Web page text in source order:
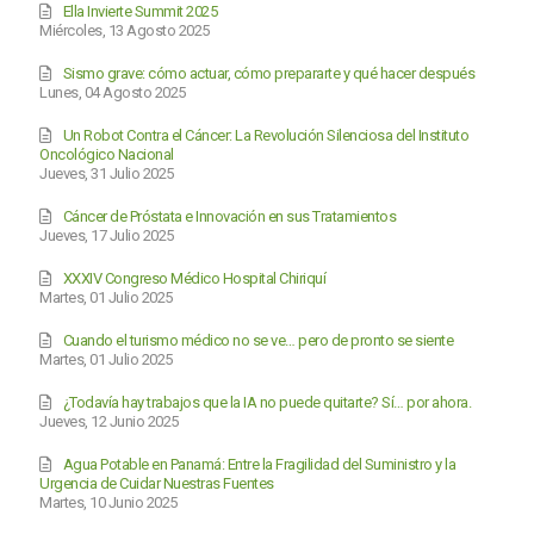
Miércoles, 13 Agosto 2025
Ella Invierte Summit 2025
Lunes, 04 Agosto 2025
Sismo grave: cómo actuar, cómo prepararte y qué hacer después
Jueves, 31 Julio 2025
Un Robot Contra el Cáncer: La Revolución Silenciosa del Instituto
Oncológico Nacional
Jueves, 17 Julio 2025
Cáncer de Próstata e Innovación en sus Tratamientos
Martes, 01 Julio 2025
XXXIV Congreso Médico Hospital Chiriquí
Martes, 01 Julio 2025
Cuando el turismo médico no se ve… pero de pronto se siente
Jueves, 12 Junio 2025
¿Todavía hay trabajos que la IA no puede quitarte? Sí… por ahora.
Martes, 10 Junio 2025
Agua Potable en Panamá: Entre la Fragilidad del Suministro y la
Urgencia de Cuidar Nuestras Fuentes